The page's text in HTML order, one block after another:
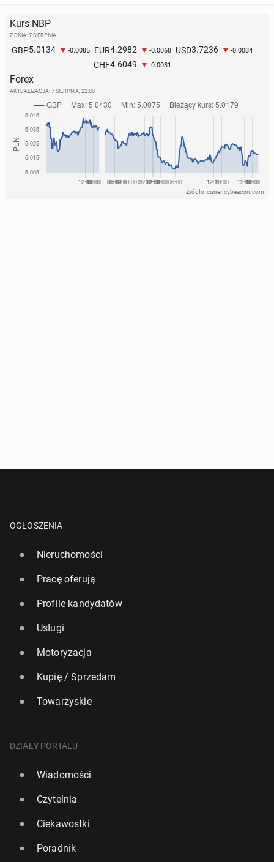
Kurs NBP
Z DNIA: 7 SIERPNIA
GBP5.0134 -0.0085 EUR4.2982 -0.0068 USD3.7236 -0.0084
CHF4.6049 -0.0031
Forex
AKTUALIZACJA: 7 SIERPNIA, 22:00
Źródło: currencybeacon.com
OGŁOSZENIA
Nieruchomości
Pracę oferują
Profile kandydatów
Usługi
Motoryzacja
Kupię / Sprzedam
Towarzyskie
DZIAŁY PORTALU
Wiadomości
Czytelnia
Ciekawostki
Poradnik